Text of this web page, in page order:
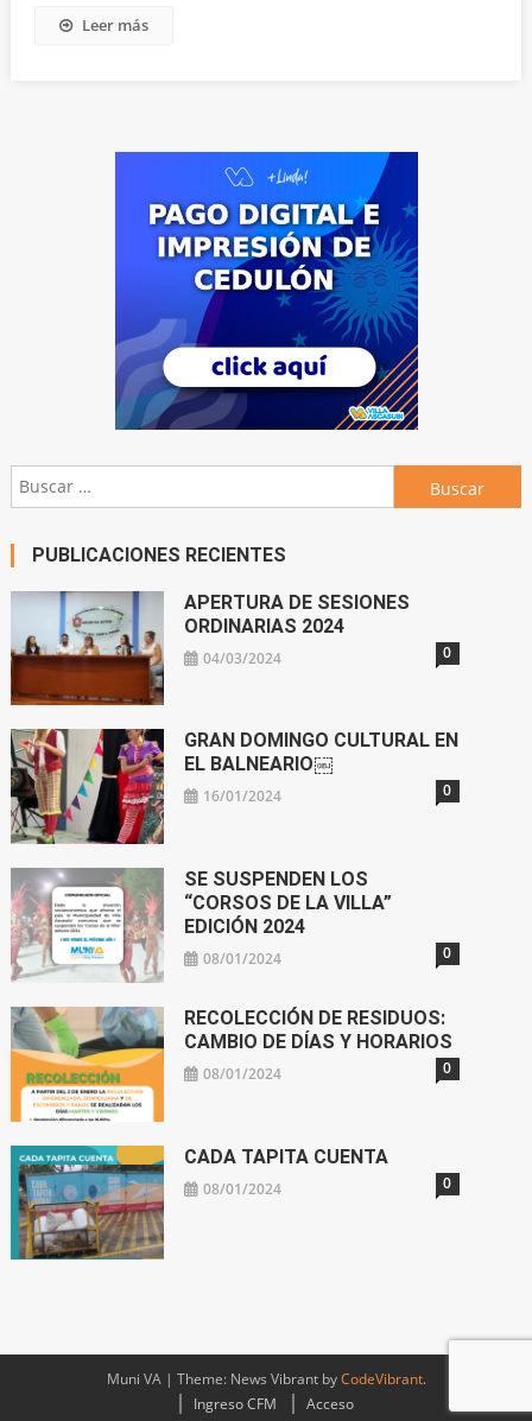
Leer más
Buscar:
PUBLICACIONES RECIENTES
APERTURA DE SESIONES
ORDINARIAS 2024
04/03/2024 0
GRAN DOMINGO CULTURAL EN
EL BALNEARIO￼
16/01/2024 0
SE SUSPENDEN LOS
“CORSOS DE LA VILLA”
EDICIÓN 2024
08/01/2024 0
RECOLECCIÓN DE RESIDUOS:
CAMBIO DE DÍAS Y HORARIOS
08/01/2024 0
CADA TAPITA CUENTA
08/01/2024 0
Muni VA | Theme: News Vibrant byCodeVibrant.
Ingreso CFM
Acceso